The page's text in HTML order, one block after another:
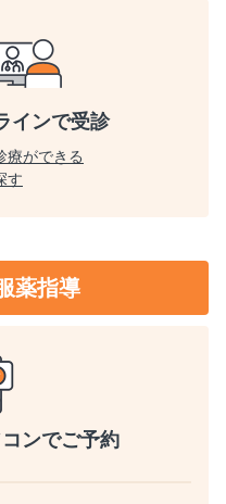
インで受診
療ができる
す
薬指導
ンでご予約